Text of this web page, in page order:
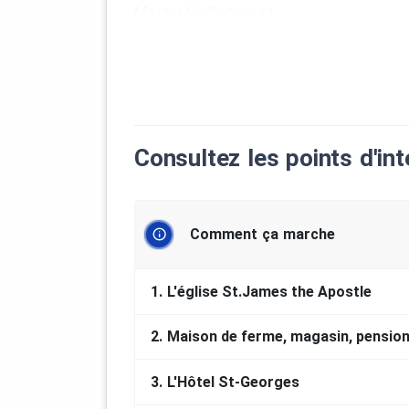
Caisse Populaire de Viger et Villeray
Fonds d’initiatives culturelles de la
Corporation de développement de
Consultez les points
Comment ça marche
1. L'église St.James the Apostle
2. Maison de ferme, magasin, pension
3. L'Hôtel St-Georges